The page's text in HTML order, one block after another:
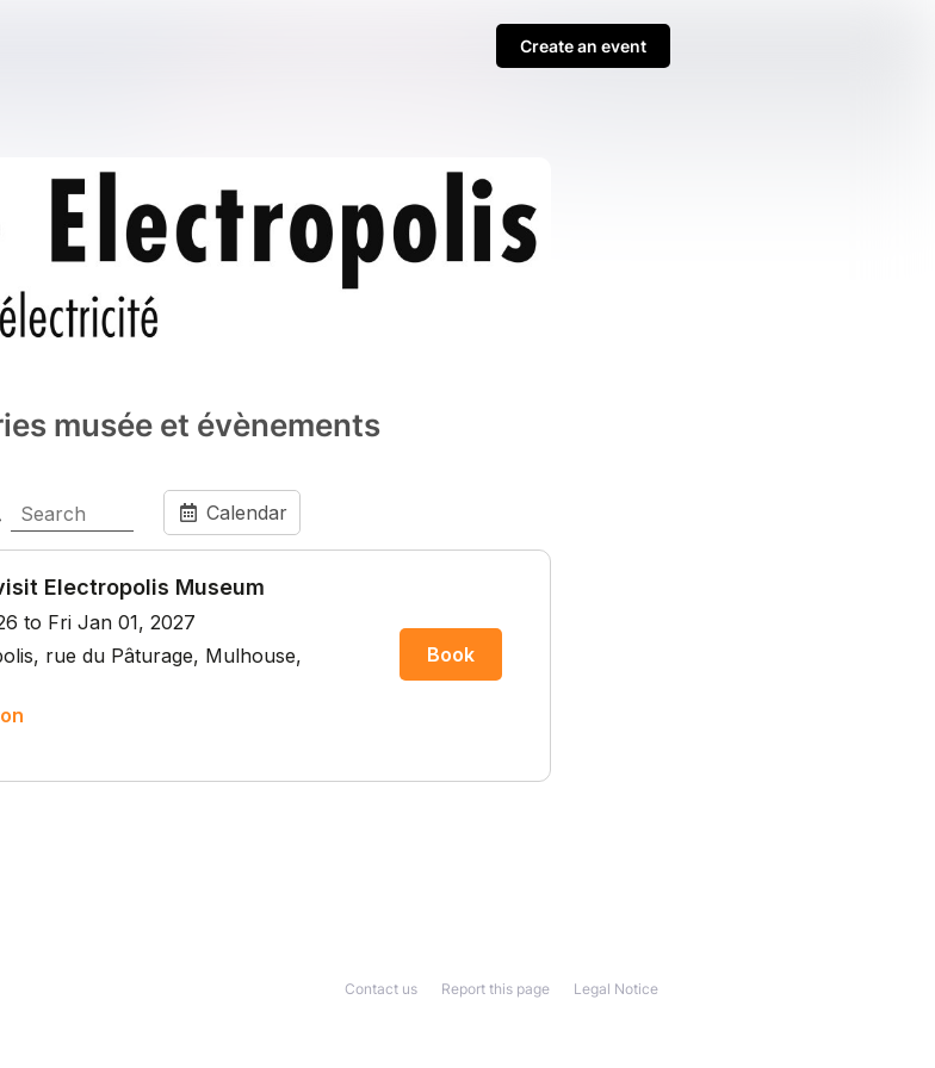
Create an event
musée et évènements
Legal Notice
Report this page
Contact us